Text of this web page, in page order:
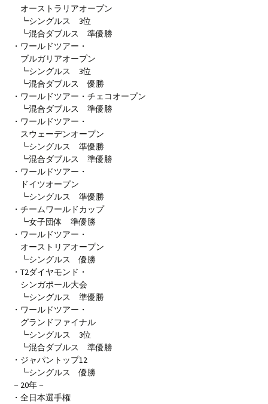
オーストラリアオープン
┗シングルス 3位
┗混合ダブルス 準優勝
・ワールドツアー・
ブルガリアオープン
┗シングルス 3位
┗混合ダブルス 優勝
・ワールドツアー・チェコオープン
┗混合ダブルス 準優勝
・ワールドツアー・
スウェーデンオープン
┗シングルス 準優勝
┗混合ダブルス 準優勝
・ワールドツアー・
ドイツオープン
┗シングルス 準優勝
・チームワールドカップ
┗女子団体 準優勝
・ワールドツアー・
オーストリアオープン
┗シングルス 優勝
・T2ダイヤモンド・
シンガポール大会
┗シングルス 準優勝
・ワールドツアー・
グランドファイナル
┗シングルス 3位
┗混合ダブルス 準優勝
・ジャパントップ12
┗シングルス 優勝
－20年－
・全日本選手権